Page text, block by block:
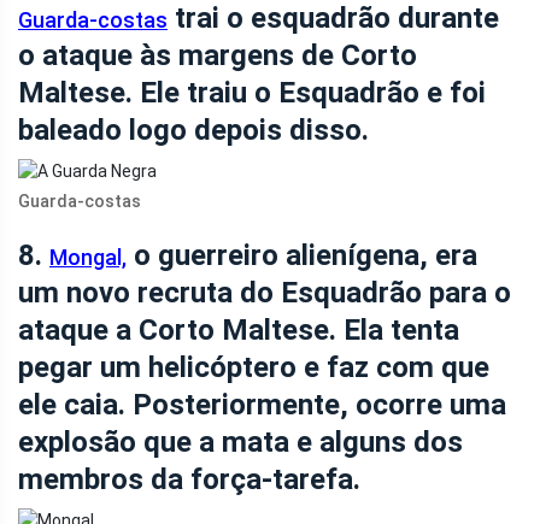
Guarda-costas trai o esquadrão durante
o ataque às margens de Corto
Maltese. Ele traiu o Esquadrão e foi
baleado logo depois disso.
Guarda-costas
8. Mongal, o guerreiro alienígena, era
um novo recruta do Esquadrão para o
ataque a Corto Maltese. Ela tenta
pegar um helicóptero e faz com que
ele caia. Posteriormente, ocorre uma
explosão que a mata e alguns dos
membros da força-tarefa.